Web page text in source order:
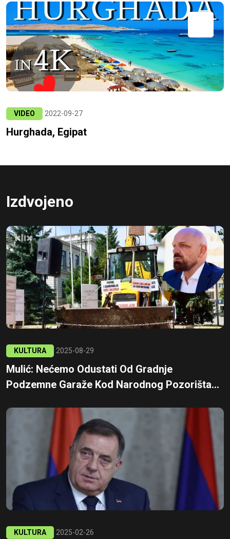
VIDEO 2022-09-27
Hurghada, Egipat
Izdvojeno
KULTURA 2025-08-29
Mulić: Nećemo Odustati Od Gradnje
Podzemne Garaže Kod Narodnog Pozorišta...
KULTURA 2025-02-26